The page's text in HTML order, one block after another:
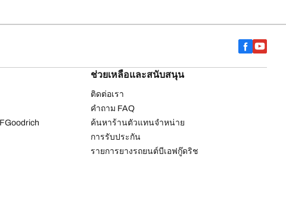
ช่วยเหลือและสนับสนุน
ติดต่อเรา
คำถาม FAQ
ค้นหาร้านตัวแทนจำหน่าย
การรับประกัน
รายการยางรถยนต์บีเอฟกู๊ดริช